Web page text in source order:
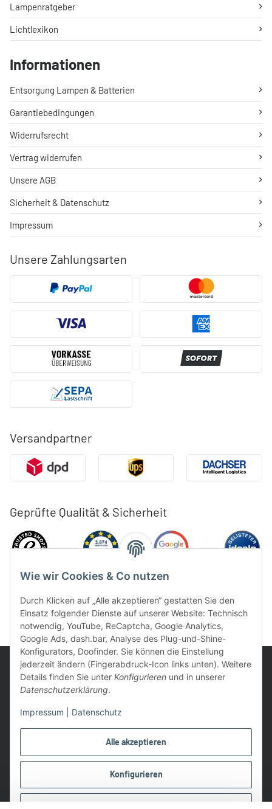
Alle akzeptieren
Konfigurieren
Wie wir Cookies & Co nutzen
Durch Klicken auf „Alle akzeptieren“ gestatten Sie den
Einsatz folgender Dienste auf unserer Website: Technisch
notwendig, YouTube, ReCaptcha, Google Analytics,
Google Ads, dash.bar, Analyse des Plug-und-Shine-
Konfigurators, Doofinder. Sie können die Einstellung
jederzeit ändern (Fingerabdruck-Icon links unten). Weitere
Details finden Sie unter Konfigurieren und in unserer
Datenschutzerklärung.
Impressum Datenschutz
Unsere Zahlungsarten
Versandpartner
Geprüfte Qualität & Sicherheit
Lampenratgeber
Lichtlexikon
Informationen
Entsorgung Lampen & Batterien
Garantiebedingungen
Widerrufsrecht
Vertrag widerrufen
Unsere AGB
Sicherheit & Datenschutz
Impressum
UVP: Ist die unverbindliche Preisempfehlung des Herstellers für
* Gratis Versand ab 99 € innerhalb Deutschlands
getroffen, um sicherzustellen, dass es es sich um echte
Bewertungen handelt.